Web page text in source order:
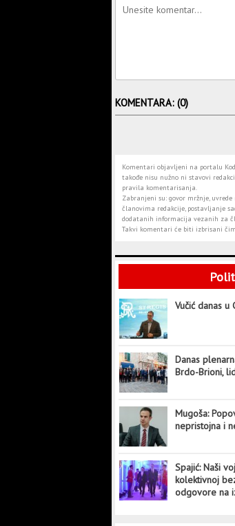
KOMENTARA: (0)
Komentari objavljeni na portalu
takođe nisu nužno ni stavovi
pravila komentarisanja.
Zabranjeni su: govor mržnje,
članovima redakcije, postavljanje
dodatanih informacija vezanih za
Takvi komentari će biti izbrisani
Vučić danas u
Danas
Brdo-Brioni,
Mugoša:
nepristojna i
Spajić: Naši
kolektivnoj
odgovore na